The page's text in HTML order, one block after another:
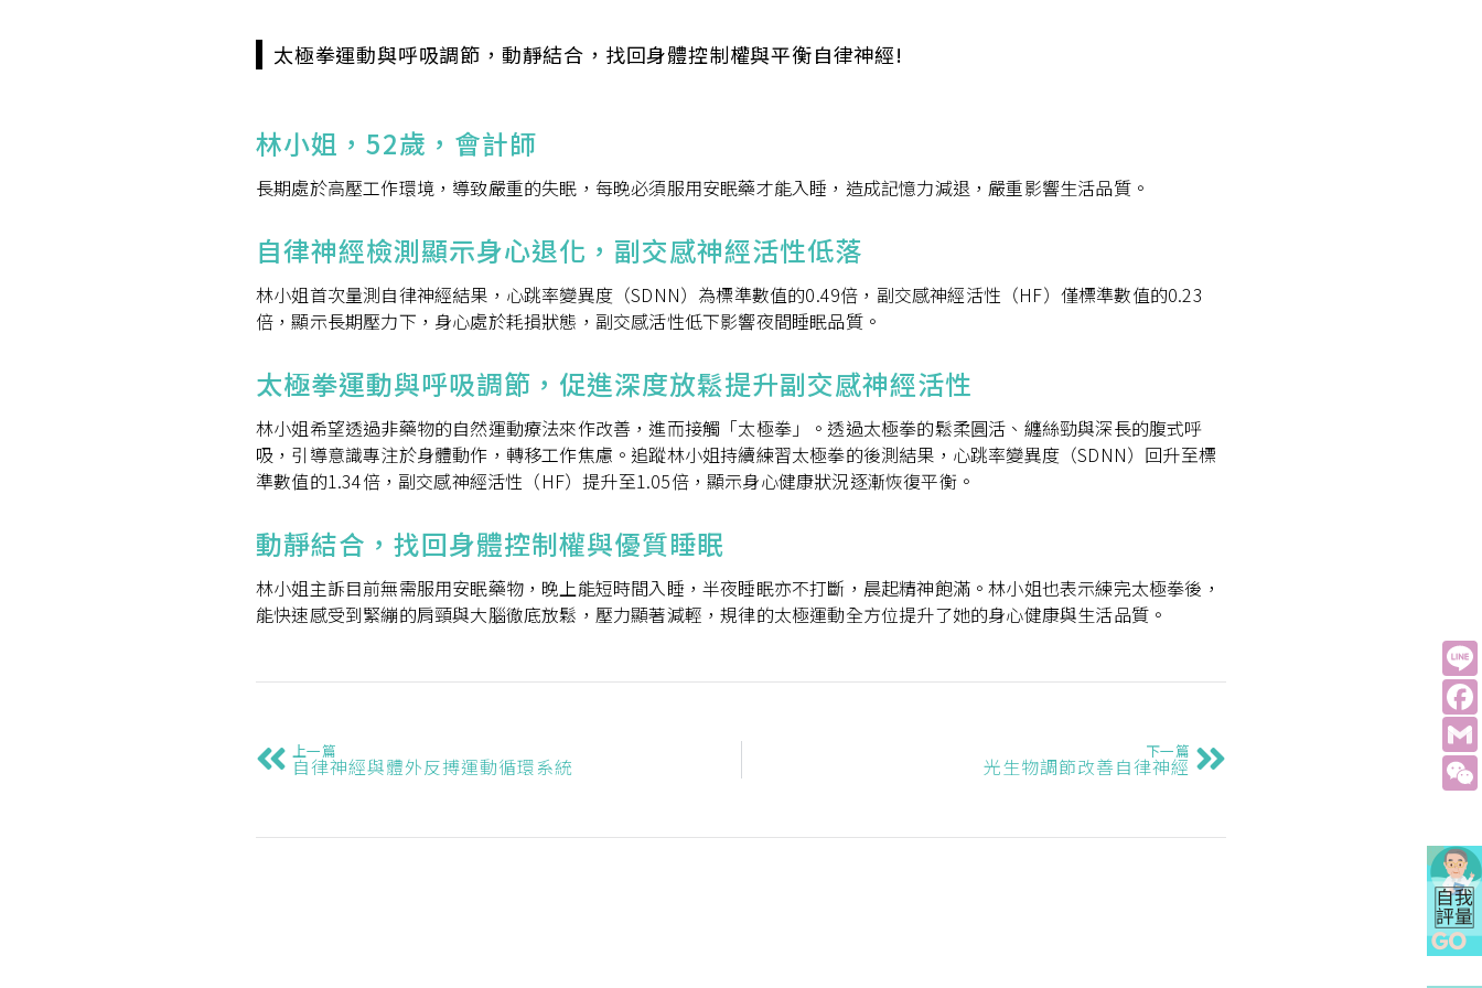
太極拳運動與呼吸調節，動靜結合，找回身體控制權與平衡自律神經!
林小姐，52歲，會計師
長期處於高壓工作環境，導致嚴重的失眠，每晚必須服用安眠藥才能入睡，造成記憶力減退，嚴重影響生活品質。
自律神經檢測顯示身心退化，副交感神經活性低落
林小姐首次量測自律神經結果，心跳率變異度（SDNN）為標準數值的0.49倍，副交感神經活性（HF）僅標準數值的0.23
倍，顯示長期壓力下，身心處於耗損狀態，副交感活性低下影響夜間睡眠品質。
太極拳運動與呼吸調節，促進深度放鬆提升副交感神經活性
林小姐希望透過非藥物的自然運動療法來作改善，進而接觸「太極拳」。透過太極拳的鬆柔圓活、纏絲勁與深長的腹式呼
吸，引導意識專注於身體動作，轉移工作焦慮。追蹤林小姐持續練習太極拳的後測結果，心跳率變異度（SDNN）回升至標
準數值的1.34倍，副交感神經活性（HF）提升至1.05倍，顯示身心健康狀況逐漸恢復平衡。
動靜結合，找回身體控制權與優質睡眠
林小姐主訴目前無需服用安眠藥物，晚上能短時間入睡，半夜睡眠亦不打斷，晨起精神飽滿。林小姐也表示練完太極拳後，
能快速感受到緊繃的肩頸與大腦徹底放鬆，壓力顯著減輕，規律的太極運動全方位提升了她的身心健康與生活品質。
上一篇
自律神經與體外反搏運動循環系統
下一篇
光生物調節改善自律神經
元，於每年度繳納。
元，於每年度繳納。
戶名: 社團法人台灣自律神經健康培訓暨發展協會
銀行: (013) 國泰世華 南京東路分行